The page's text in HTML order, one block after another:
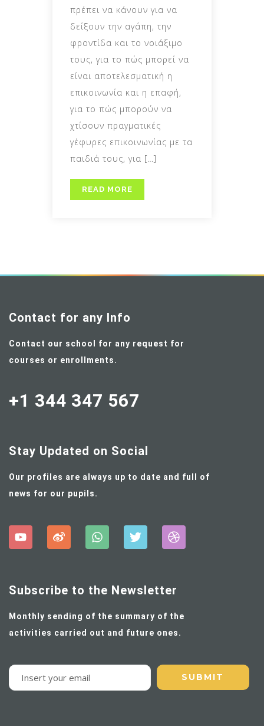
πρέπει να κάνουν για να
δείξουν την αγάπη, την
φροντίδα και το νoιάξιμο
τους, για το πώς μπορεί να
είναι αποτελεσματική η
επικοινωνία και η επαφή,
για το πώς μπορούν να
χτίσουν πραγματικές
γέφυρες επικοινωνίας με τα
παιδιά τους, για […]
READ MORE
Contact for any Info
Contact our school for any request for
courses or enrollments.
+1 344 347 567
Stay Updated on Social
Our profiles are always up to date and full of
news for our pupils.
Subscribe to the Newsletter
Monthly sending of the summary of the
activities carried out and future ones.